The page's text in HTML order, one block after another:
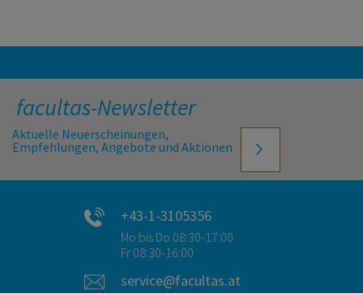
facultas-Newsletter
Aktuelle Neuerscheinungen,
Empfehlungen, Angebote und Aktionen
+43-1-3105356
Mo bis Do 08:30-17:00
Fr 08:30-16:00
service@facultas.at